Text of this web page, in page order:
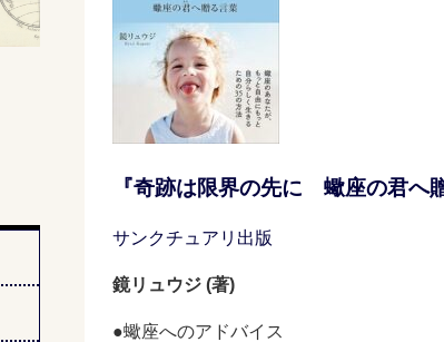
『奇跡は限界の先に 蠍座の君へ
サンクチュアリ出版
鏡リュウジ (著)
●蠍座へのアドバイス